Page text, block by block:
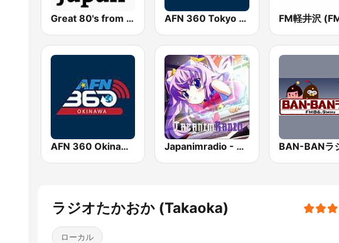
Great 80's from Japan AFN 360 Tokyo (Japan Only)
AFN 360 Okinawa (Japan Only) Japanimradio - Osaka BAN-BANラ
ラジオたかおか (Takaoka)
ローカル